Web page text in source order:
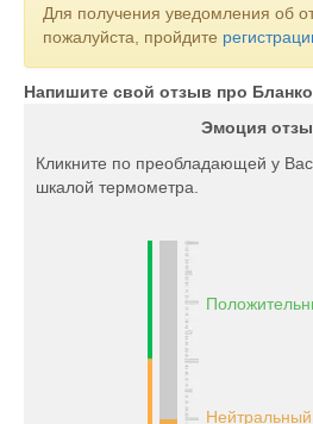
Для получения уведомления об
пожалуйста, пройдите
Напишите свой отзыв про
Эмоция
Кликните по преобладающей у
шкалой термометра.
Нейтральный